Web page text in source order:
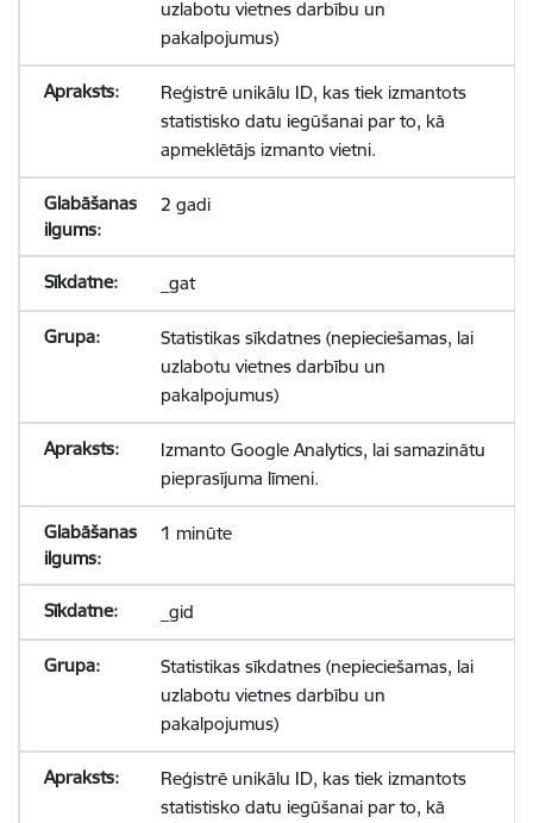
uzlabotu vietnes darbību un
pakalpojumus)
Reģistrē unikālu ID, kas tiek izmantots
statistisko datu iegūšanai par to, kā
apmeklētājs izmanto vietni.
2 gadi
_gat
Statistikas sīkdatnes (nepieciešamas, lai
uzlabotu vietnes darbību un
pakalpojumus)
Izmanto Google Analytics, lai samazinātu
pieprasījuma līmeni.
1 minūte
_gid
Statistikas sīkdatnes (nepieciešamas, lai
uzlabotu vietnes darbību un
pakalpojumus)
Reģistrē unikālu ID, kas tiek izmantots
statistisko datu iegūšanai par to, kā